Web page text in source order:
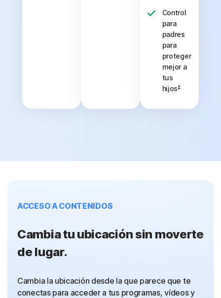
Control
para
padres
para
proteger
mejor a
tus
hijos‡
ACCESO A CONTENIDOS
Cambia tu ubicación sin moverte
de lugar.
Cambia la ubicación desde la que parece que te
conectas para acceder a tus programas, vídeos y